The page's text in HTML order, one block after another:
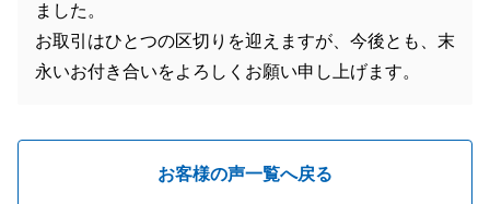
ました。
お取引はひとつの区切りを迎えますが、今後とも、末
永いお付き合いをよろしくお願い申し上げます。
お客様の声一覧へ戻る